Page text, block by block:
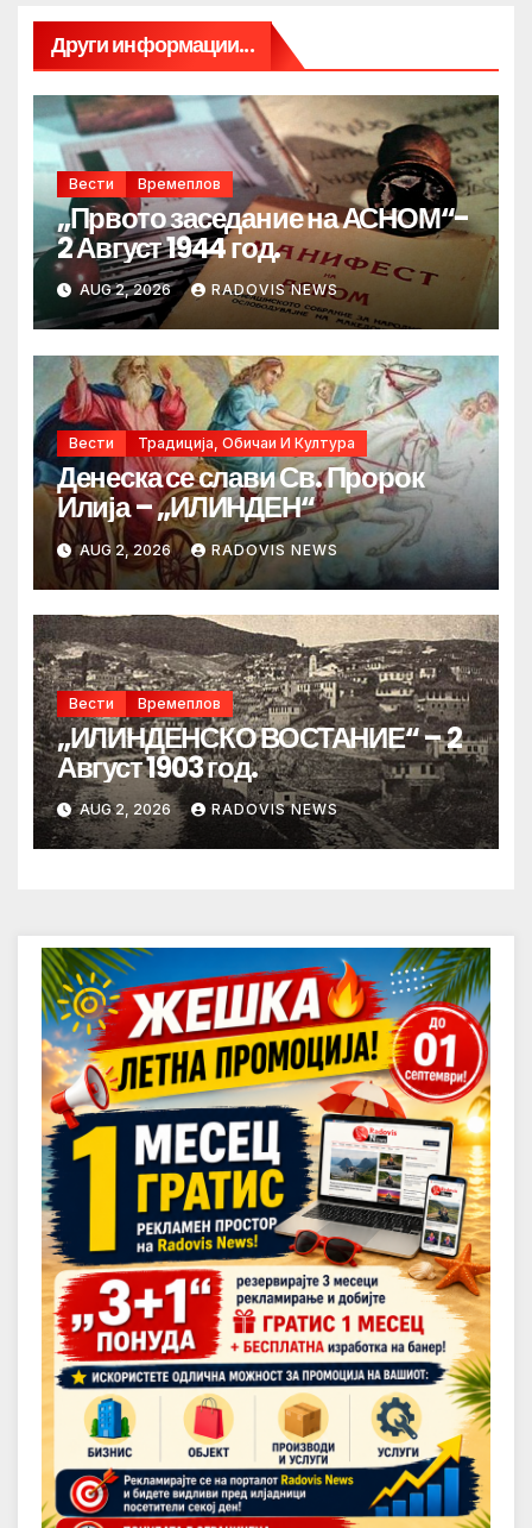
Други информации...
Вести Времеплов
„Првото заседание на АСНОМ“-
2 Август 1944 год.
AUG 2, 2026 RADOVIS NEWS
Вести Традиција, Обичаи И Култура
Денеска се слави Св. Пророк
Илија – „ИЛИНДЕН“
AUG 2, 2026 RADOVIS NEWS
Вести Времеплов
„ИЛИНДЕНСКО ВОСТАНИЕ“ – 2
Август 1903 год.
AUG 2, 2026 RADOVIS NEWS